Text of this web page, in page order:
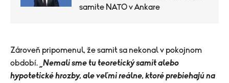
samite NATO v Ankare
Zároveň pripomenul, že samit sa nekonal v pokojnom
období. „Nemali sme tu teoretický samit alebo
hypotetické hrozby, ale veľmi reálne, ktoré prebiehajú na